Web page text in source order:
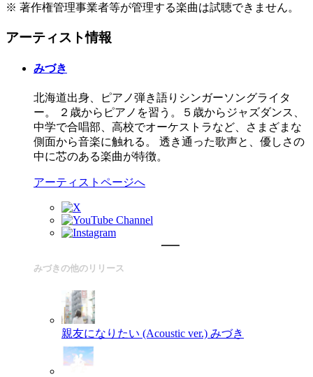
※ 著作権管理事業者等が管理する楽曲は試聴できません。
アーティスト情報
みづき
北海道出身、ピアノ弾き語りシンガーソングライタ
ー。 ２歳からピアノを習う。５歳からジャズダンス、
中学で合唱部、高校でオーケストラなど、さまざまな
側面から音楽に触れる。 透き通った歌声と、優しさの
中に芯のある楽曲が特徴。
アーティストページへ
みづきの他のリリース
親友になりたい (Acoustic ver.) みづき